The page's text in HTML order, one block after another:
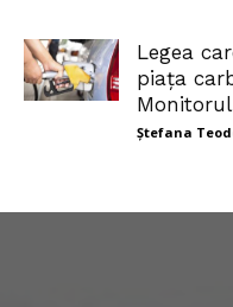
Legea
piața
Ștefana